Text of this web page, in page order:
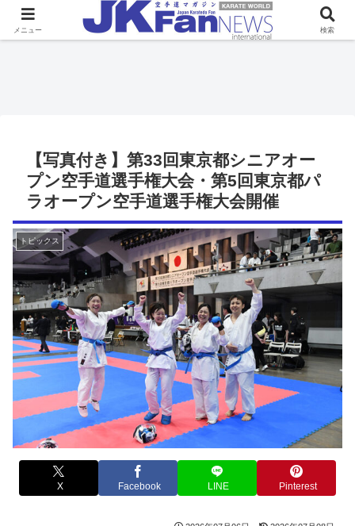
【写真付き】第33回東京都シニアオー
プン空手道選手権大会・第5回東京都パ
ラオープン空手道選手権大会開催
トピックス
X Facebook LINE Pinterest
メニュー 検索